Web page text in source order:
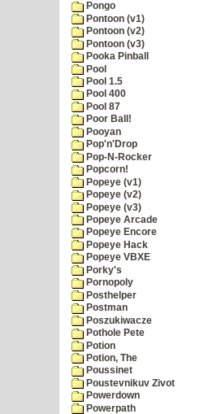
Pongo
Pontoon (v1)
Pontoon (v2)
Pontoon (v3)
Pooka Pinball
Pool
Pool 1.5
Pool 400
Pool 87
Poor Ball!
Pooyan
Pop'n'Drop
Pop-N-Rocker
Popcorn!
Popeye (v1)
Popeye (v2)
Popeye (v3)
Popeye Arcade
Popeye Encore
Popeye Hack
Popeye VBXE
Porky's
Pornopoly
Posthelper
Postman
Poszukiwacze
Pothole Pete
Potion
Potion, The
Poussinet
Poustevnikuv Zivot
Powerdown
Powerpath